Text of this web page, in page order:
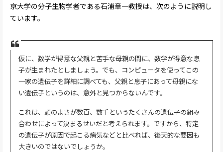
京大学の分子生物学者である石浦章一教授は、次のように説明し
ています。
仮に、数学が得意な父親と苦手な母親の間に、数学が得意な息
子が生まれたとしましょう。でも、コンピュータを使ってこの
一家の遺伝子を詳細に調べても、父親と息子にあって母親にな
い遺伝子というのは、意外と見つからないんです。
これは、頭のよさが数百、数千というたくさんの遺伝子の組み
合わせによって決まるせいだと考えられます。ですから、特定
の遺伝子が原因で起こる病気などと比べれば、後天的な要因も
大きいのではないでしょうか。